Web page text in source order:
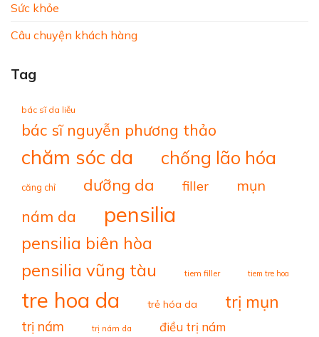
Sức khỏe
Câu chuyện khách hàng
Tag
bác sĩ da liễu
bác sĩ nguyễn phương thảo
chăm sóc da chống lão hóa
căng chỉ dưỡng da filler mụn
nám da pensilia
pensilia biên hòa
pensilia vũng tàu tiem filler tiem tre hoa
tre hoa da trẻ hóa da trị mụn
trị nám trị nám da điều trị nám